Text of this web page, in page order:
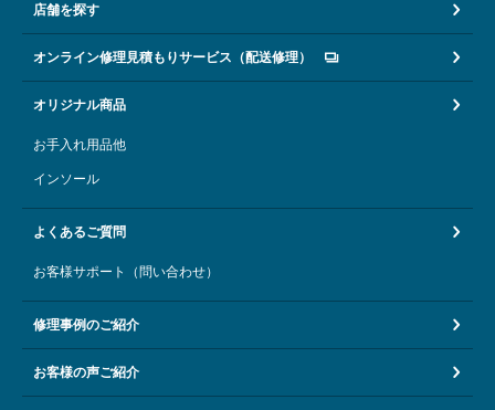
店舗を探す
オンライン修理見積もりサービス（配送修理）
オリジナル商品
お手入れ用品他
インソール
よくあるご質問
お客様サポート（問い合わせ）
修理事例のご紹介
お客様の声ご紹介